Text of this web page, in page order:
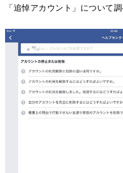
「追悼アカウント」について